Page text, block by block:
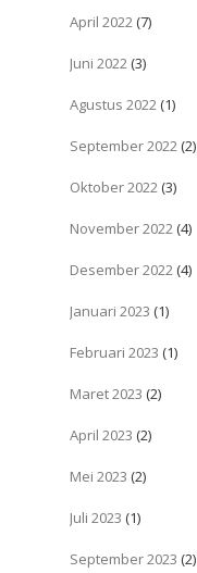
April 2022 (7)
Juni 2022 (3)
Agustus 2022 (1)
September 2022 (2)
Oktober 2022 (3)
November 2022 (4)
Desember 2022 (4)
Januari 2023 (1)
Februari 2023 (1)
Maret 2023 (2)
April 2023 (2)
Mei 2023 (2)
Juli 2023 (1)
September 2023 (2)